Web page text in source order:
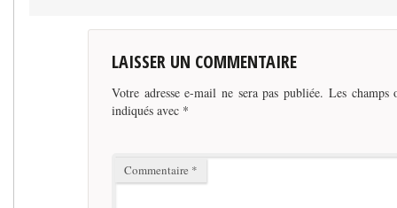
LAISSER UN COMMENTAIRE
Votre adresse e-mail ne sera pas publiée. Les champs
indiqués avec *
Commentaire *